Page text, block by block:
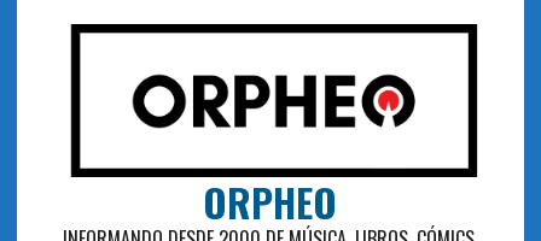
ORPHEO